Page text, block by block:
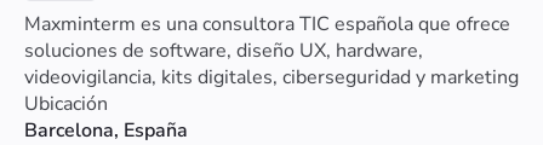
Maxminterm es una consultora TIC española que ofrece
soluciones de software, diseño UX, hardware,
videovigilancia, kits digitales, ciberseguridad y marketing
online.
Ubicación
Barcelona, España